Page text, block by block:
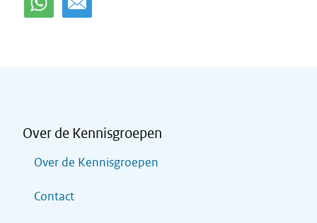
Over de Kennisgroepen
Over de Kennisgroepen
Contact